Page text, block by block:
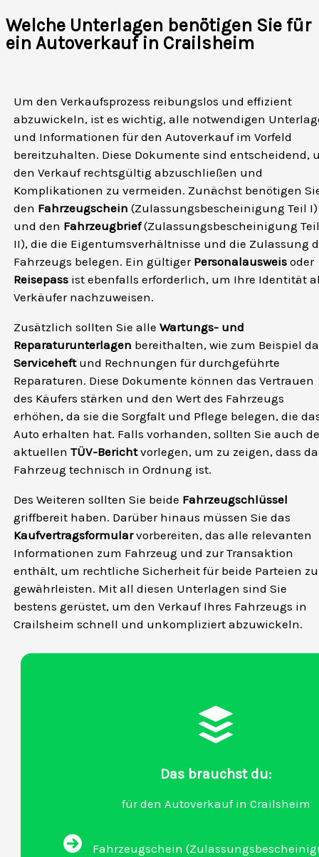
Welche Unterlagen benötigen Sie für
ein Autoverkauf in Crailsheim
Um den Verkaufsprozess reibungslos und effizient
abzuwickeln, ist es wichtig, alle notwendigen
und Informationen für den Autoverkauf im Vorfeld
bereitzuhalten. Diese Dokumente sind entscheidend,
den Verkauf rechtsgültig abzuschließen und
Komplikationen zu vermeiden. Zunächst benötigen
den Fahrzeugschein (Zulassungsbescheinigung Teil I)
und den Fahrzeugbrief(Zulassungsbescheinigung Teil
II), die die Eigentumsverhältnisse und die Zulassung
Fahrzeugs belegen. Ein gültiger Personalausweis oder
Reisepass ist ebenfalls erforderlich, um Ihre Identität
Verkäufer nachzuweisen.
Zusätzlich sollten Sie alle Wartungs- und
Reparaturunterlagen bereithalten, wie zum Beispiel
Serviceheftund Rechnungen für durchgeführte
Reparaturen. Diese Dokumente können das Vertrauen
des Käufers stärken und den Wert des Fahrzeugs
erhöhen, da sie die Sorgfalt und Pflege belegen, die
Auto erhalten hat. Falls vorhanden, sollten Sie auch
aktuellen TÜV-Berichtvorlegen, um zu zeigen, dass
Fahrzeug technisch in Ordnung ist.
Des Weiteren sollten Sie beide Fahrzeugschlüssel
griffbereit haben. Darüber hinaus müssen Sie das
Kaufvertragsformularvorbereiten, das alle relevanten
Informationen zum Fahrzeug und zur Transaktion
enthält, um rechtliche Sicherheit für beide Parteien zu
gewährleisten. Mit all diesen Unterlagen sind Sie
bestens gerüstet, um den Verkauf Ihres Fahrzeugs in
Crailsheim schnell und unkompliziert abzuwickeln.
Das brauchst du:
für den Autoverkauf in Crailsheim
Fahrzeugschein